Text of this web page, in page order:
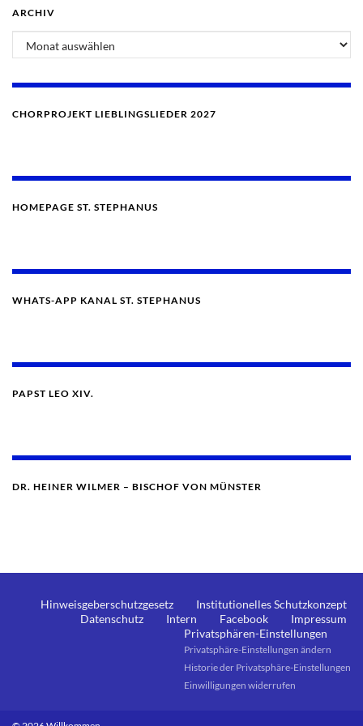
ARCHIV
CHORPROJEKT LIEBLINGSLIEDER 2027
HOMEPAGE ST. STEPHANUS
WHATS-APP KANAL ST. STEPHANUS
PAPST LEO XIV.
DR. HEINER WILMER – BISCHOF VON MÜNSTER
Hinweisgeberschutzgesetz
Institutionelles Schutzkonzept
Datenschutz
Intern Facebook
Impressum
Privatsphären-Einstellungen
Privatsphäre-Einstellungen ändern
Historie der Privatsphäre-Einstellungen
Einwilligungen widerrufen